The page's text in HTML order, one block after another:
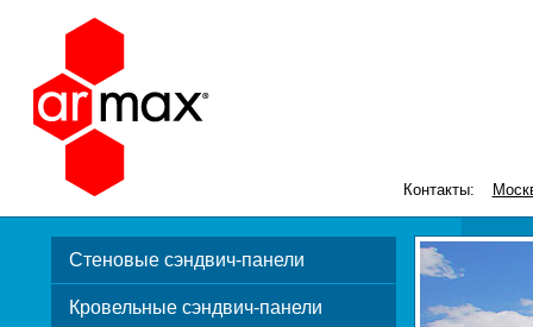
Контакты:
Стеновые сэндвич-панели
Кровельные сэндвич-панели